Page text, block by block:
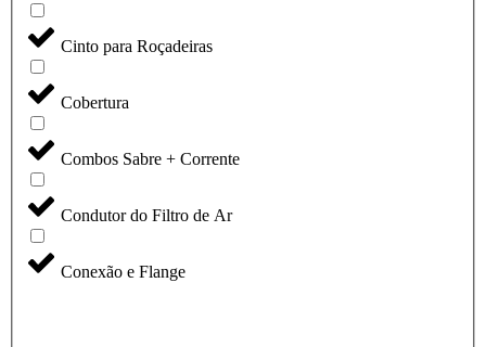
Cinto para Roçadeiras
Cobertura
Combos Sabre + Corrente
Condutor do Filtro de Ar
Conexão e Flange